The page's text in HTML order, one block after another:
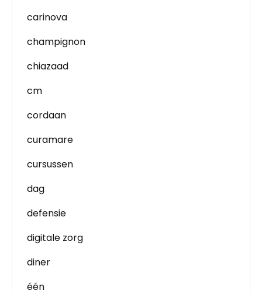
carinova
champignon
chiazaad
cm
cordaan
curamare
cursussen
dag
defensie
digitale zorg
diner
één